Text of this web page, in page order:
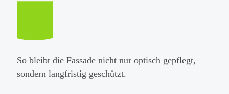
So bleibt die Fassade nicht nur optisch gepflegt,
sondern langfristig geschützt.